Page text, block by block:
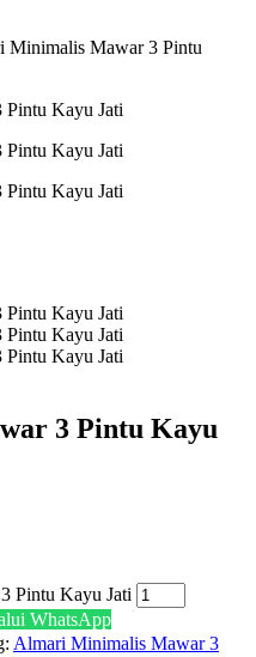
Minimalis Mawar 3 Pintu
3 Pintu Kayu
Pintu Kayu Jati
WhatsApp
Almari Minimalis Mawar 3